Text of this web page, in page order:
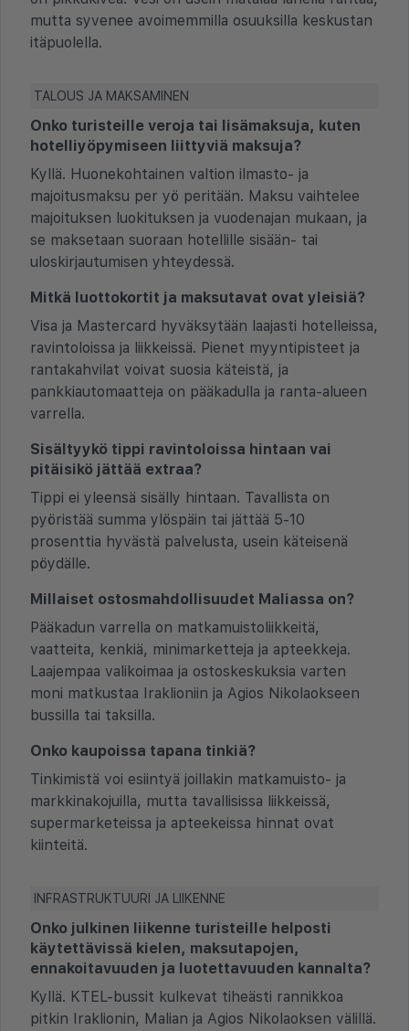
mutta syvenee avoimemmilla osuuksilla keskustan
itäpuolella.
TALOUS JA MAKSAMINEN
Onko turisteille veroja tai lisämaksuja, kuten
hotelliyöpymiseen liittyviä maksuja?
Kyllä. Huonekohtainen valtion ilmasto- ja
majoitusmaksu per yö peritään. Maksu vaihtelee
majoituksen luokituksen ja vuodenajan mukaan, ja
se maksetaan suoraan hotellille sisään- tai
uloskirjautumisen yhteydessä.
Mitkä luottokortit ja maksutavat ovat yleisiä?
Visa ja Mastercard hyväksytään laajasti hotelleissa,
ravintoloissa ja liikkeissä. Pienet myyntipisteet ja
rantakahvilat voivat suosia käteistä, ja
pankkiautomaatteja on pääkadulla ja ranta-alueen
varrella.
Sisältyykö tippi ravintoloissa hintaan vai
pitäisikö jättää extraa?
Tippi ei yleensä sisälly hintaan. Tavallista on
pyöristää summa ylöspäin tai jättää 5-10
prosenttia hyvästä palvelusta, usein käteisenä
pöydälle.
Millaiset ostosmahdollisuudet Maliassa on?
Pääkadun varrella on matkamuistoliikkeitä,
vaatteita, kenkiä, minimarketteja ja apteekkeja.
Laajempaa valikoimaa ja ostoskeskuksia varten
moni matkustaa Iraklioniin ja Agios Nikolaokseen
bussilla tai taksilla.
Onko kaupoissa tapana tinkiä?
Tinkimistä voi esiintyä joillakin matkamuisto- ja
markkinakojuilla, mutta tavallisissa liikkeissä,
supermarketeissa ja apteekeissa hinnat ovat
kiinteitä.
INFRASTRUKTUURI JA LIIKENNE
Onko julkinen liikenne turisteille helposti
käytettävissä kielen, maksutapojen,
ennakoitavuuden ja luotettavuuden kannalta?
Kyllä. KTEL-bussit kulkevat tiheästi rannikkoa
pitkin Iraklionin, Malian ja Agios Nikolaoksen välillä.